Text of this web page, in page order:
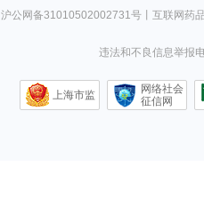
沪公网备31010502002731号丨 互联网药
违法和不良信息举报
上海市监
网络社会
征信网